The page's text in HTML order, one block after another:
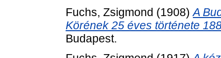
Fuchs, Zsigmond (1908)A
Körének 25 éves története
Budapest.